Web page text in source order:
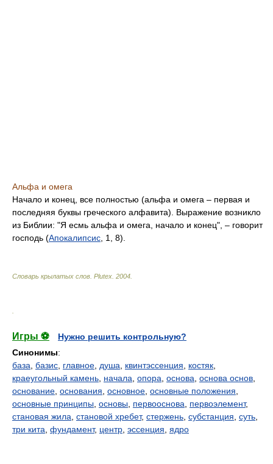
Альфа и омега
Начало и конец, все полностью (альфа и омега – первая и
последняя буквы греческого алфавита). Выражение возникло
из Библии: "Я есмь альфа и омега, начало и конец", – говорит
господь (Апокалипсис , 1, 8).
Словарь крылатых слов Plutex 2004
Игры ⚽
Нужно решить контрольную?
Синонимы:
база базис главное душа квинтэссенция костяк
краеугольный камень начала опора основа основа основ
основание основания основное основные положения
основные принципы основы первооснова первоэлемент,
становая жила становой хребет, стержень субстанция суть
три кита фундамент, центр эссенция ядро